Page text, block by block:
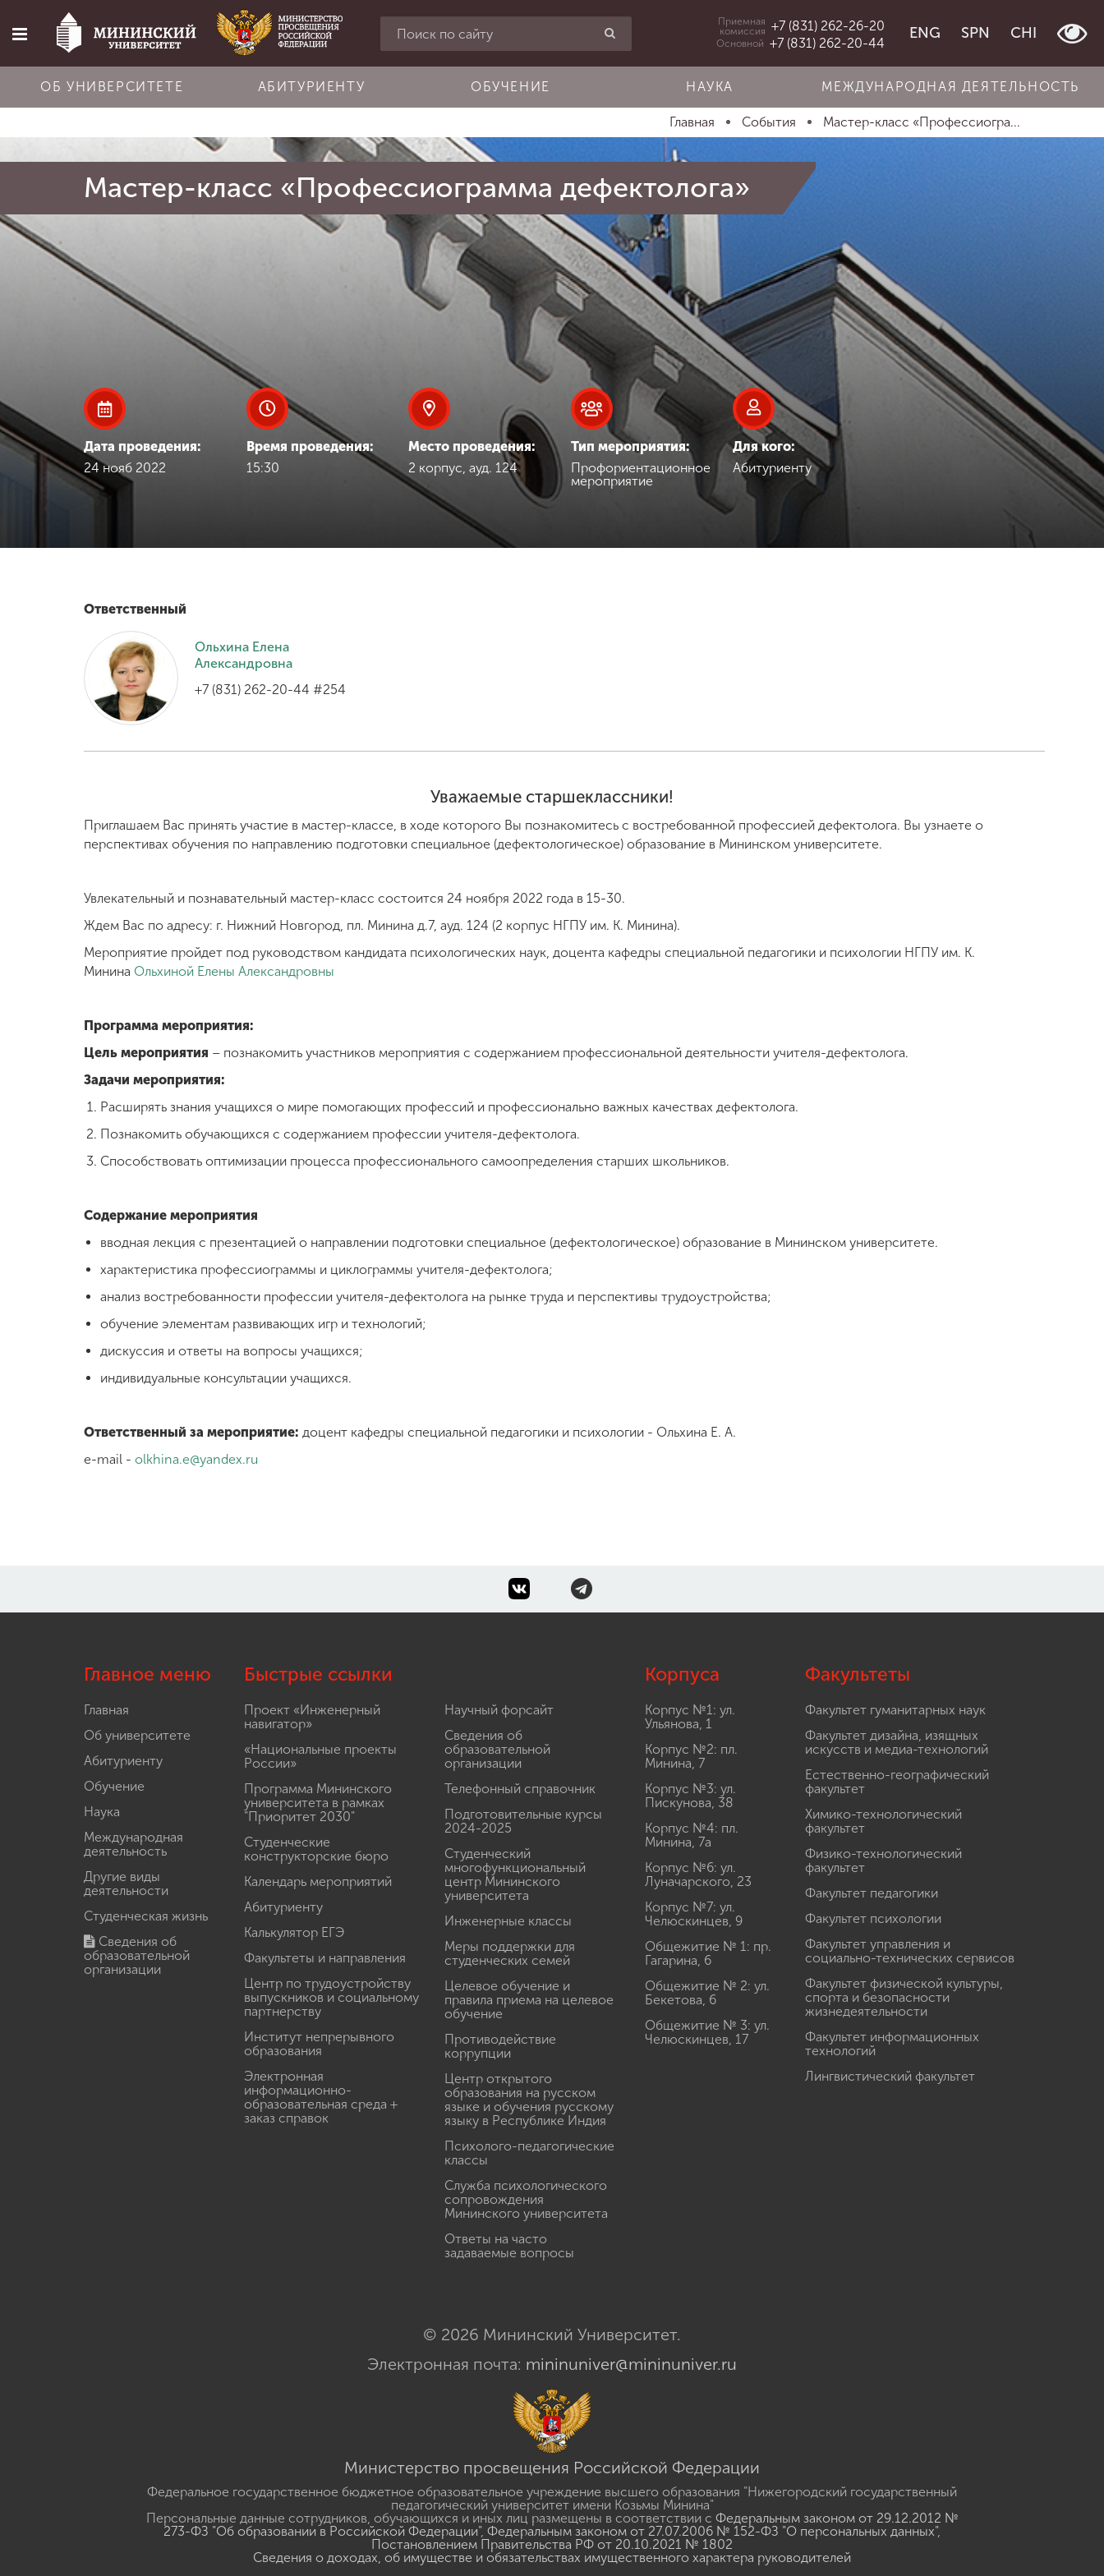
Главная
Об университете
Абитуриенту
Обучение
Международная
деятельность
Другие виды
деятельности
жизнь
Сведения об
образовательной
организации
Приемная
комиссия
+7 (831) 262-26-20
Приемная
комиссия +7 (831) 262-26-20
Основной +7 (831) 262-20-44
ENG SPN CHI
ОБ УНИВЕРСИТЕТЕ АБИТУРИЕНТУ ОБУЧЕНИЕ НАУКА МЕЖДУНАРОДНАЯ ДЕЯТЕЛЬНОСТЬ
Главная События Мастер-класс «Профессиогра...
Мастер-класс «Профессиограмма дефектолога»
Дата проведения:
24 нояб 2022
Время проведения:
15:30
Место проведения:
2 корпус, ауд. 124
Тип мероприятия:
Профориентационное
мероприятие
Для кого:
Абитуриенту
Ответственный
Ольхина Елена
Александровна
+7 (831) 262-20-44 #254
Уважаемые старшеклассники!
Приглашаем Вас принять участие в мастер-классе, в ходе которого Вы познакомитесь с востребованной профессией дефектолога. Вы узнаете о
перспективах обучения по направлению подготовки специальное (дефектологическое) образование в Мининском университете.
Увлекательный и познавательный мастер-класс состоится 24 ноября 2022 года в 15-30.
Ждем Вас по адресу: г. Нижний Новгород, пл. Минина д.7, ауд. 124 (2 корпус НГПУ им. К. Минина).
Мероприятие пройдет под руководством кандидата психологических наук, доцента кафедры специальной педагогики и психологии НГПУ им. К.
Минина Ольхиной Елены Александровны
Программа мероприятия:
Цель мероприятия – познакомить участников мероприятия с содержанием профессиональной деятельности учителя-дефектолога.
Задачи мероприятия:
Расширять знания учащихся о мире помогающих профессий и профессионально важных качествах дефектолога.
Познакомить обучающихся с содержанием профессии учителя-дефектолога.
Способствовать оптимизации процесса профессионального самоопределения старших школьников.
Содержание мероприятия
вводная лекция с презентацией о направлении подготовки специальное (дефектологическое) образование в Мининском университете.
характеристика профессиограммы и циклограммы учителя-дефектолога;
анализ востребованности профессии учителя-дефектолога на рынке труда и перспективы трудоустройства;
обучение элементам развивающих игр и технологий;
дискуссия и ответы на вопросы учащихся;
индивидуальные консультации учащихся.
Ответственный за мероприятие: доцент кафедры специальной педагогики и психологии - Ольхина Е. А.
e-mail - olkhina.e@yandex.ru
Главное меню
Главная
Об университете
Абитуриенту
Обучение
Наука
Международная
деятельность
Другие виды
деятельности
Студенческая жизнь
Сведения об
образовательной
организации
Быстрые ссылки
Проект «Инженерный
навигатор»
«Национальные проекты
России»
Программа Мининского
университета в рамках
"Приоритет 2030"
Студенческие
конструкторские бюро
Календарь мероприятий
Абитуриенту
Калькулятор ЕГЭ
Факультеты и направления
Центр по трудоустройству
выпускников и социальному
партнерству
Институт непрерывного
образования
Электронная
информационно-
образовательная среда +
заказ справок
Научный форсайт
Сведения об
образовательной
организации
Телефонный справочник
Подготовительные курсы
2024-2025
Студенческий
многофункциональный
центр Мининского
университета
Инженерные классы
Меры поддержки для
студенческих семей
Целевое обучение и
правила приема на целевое
обучение
Противодействие
коррупции
Центр открытого
образования на русском
языке и обучения русскому
языку в Республике Индия
Психолого-педагогические
классы
Служба психологического
сопровождения
Мининского университета
Ответы на часто
задаваемые вопросы
Корпуса
Корпус №1: ул.
Ульянова, 1
Корпус №2: пл.
Минина, 7
Корпус №3: ул.
Пискунова, 38
Корпус №4: пл.
Минина, 7а
Корпус №6: ул.
Луначарского, 23
Корпус №7: ул.
Челюскинцев, 9
Общежитие № 1: пр.
Гагарина, 6
Общежитие № 2: ул.
Бекетова, 6
Общежитие № 3: ул.
Челюскинцев, 17
Факультеты
Факультет гуманитарных наук
Факультет дизайна, изящных
искусств и медиа-технологий
Естественно-географический
факультет
Химико-технологический
факультет
Физико-технологический
факультет
Факультет педагогики
Факультет психологии
Факультет управления и
социально-технических сервисов
Факультет физической культуры,
спорта и безопасности
жизнедеятельности
Факультет информационных
технологий
Лингвистический факультет
© 2026 Мининский Университет.
Электронная почта: mininuniver@mininuniver.ru
Министерство просвещения Российской Федерации
Федеральное государственное бюджетное образовательное учреждение высшего образования "Нижегородский государственный
педагогический университет имени Козьмы Минина"
Персональные данные сотрудников, обучающихся и иных лиц размещены в соответствии с Федеральным законом от 29.12.2012 №
273-ФЗ "Об образовании в Российской Федерации", Федеральным законом от 27.07.2006 № 152-ФЗ "О персональных данных",
Постановлением Правительства РФ от 20.10.2021 № 1802
Сведения о доходах, об имуществе и обязательствах имущественного характера руководителей